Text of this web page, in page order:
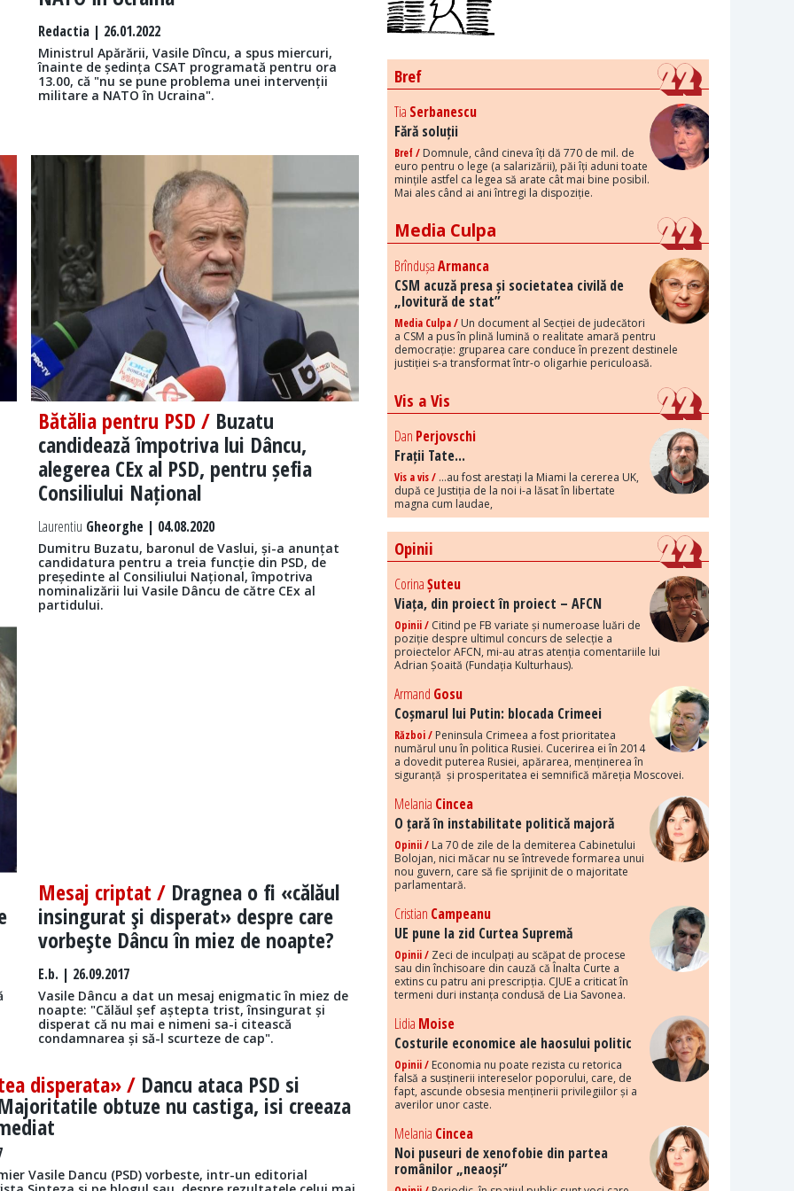
Redactia| 26.01.2022
Ministrul Apărării, Vasile Dîncu, a spus miercuri,
înainte de ședința CSAT programată pentru ora
13.00, că "nu se pune problema unei intervenții
militare a NATO în Ucraina".
Bătălia pentru PSD / Buzatu
candidează împotriva lui Dâncu,
alegerea CEx al PSD, pentru șefia
Consiliului Național
Laurentiu Gheorghe | 04.08.2020
Dumitru Buzatu, baronul de Vaslui, și-a anunțat
candidatura pentru a treia funcție din PSD, de
președinte al Consiliului Național, împotriva
nominalizării lui Vasile Dâncu de către CEx al
partidului.
Mesaj criptat / Dragnea o fi «călăul
insingurat şi disperat» despre care
vorbeşte Dâncu în miez de noapte?
E.b. | 26.09.2017
Vasile Dâncu a dat un mesaj enigmatic în miez de
noapte: "Călăul șef aștepta trist, însingurat și
disperat că nu mai e nimeni sa-i citească
condamnarea și să-l scurteze de cap".
disperata» / Dancu ataca PSD si
obtuze nu castiga, isi creeaza
Vasile Dancu (PSD) vorbeste, intr-un editorial
Bref
Tia Serbanescu
Fără soluții
Bref / Domnule, când cineva îți dă 770 de mil. de
euro pentru o lege (a salarizării), păi îți aduni toate
mințile astfel ca legea să arate cât mai bine posibil.
Mai ales când ai ani întregi la dispoziție.
Media Culpa
BrîndușaArmanca
CSM acuză presa și societatea civilă de
„lovitură de stat”
Media Culpa / Un document al Secției de judecători
a CSM a pus în plină lumină o realitate amară pentru
democrație: gruparea care conduce în prezent destinele
justiției s-a transformat într-o oligarhie periculoasă.
Vis a Vis
Dan Perjovschi
Frații Tate...
Vis a vis / ...au fost arestați la Miami la cererea UK,
după ce Justiția de la noi i-a lăsat în libertate
magna cum laudae,
Opinii
CorinaȘuteu
Viața, din proiect în proiect – AFCN
Opinii / Citind pe FB variate și numeroase luări de
poziție despre ultimul concurs de selecție a
proiectelor AFCN, mi-au atras atenția comentariile lui
Adrian Șoaită (Fundația Kulturhaus).
Armand Gosu
Coșmarul lui Putin: blocada Crimeei
Război / Peninsula Crimeea a fost prioritatea
numărul unu în politica Rusiei. Cucerirea ei în 2014
a dovedit puterea Rusiei, apărarea, menținerea în
siguranță și prosperitatea ei semnifică măreția Moscovei.
Melania Cincea
O țară în instabilitate politică majoră
Opinii / La 70 de zile de la demiterea Cabinetului
Bolojan, nici măcar nu se întrevede formarea unui
nou guvern, care să fie sprijinit de o majoritate
parlamentară.
Cristian Campeanu
UE pune la zid Curtea Supremă
Opinii / Zeci de inculpați au scăpat de procese
sau din închisoare din cauză că Înalta Curte a
extins cu patru ani prescripția. CJUE a criticat în
termeni duri instanța condusă de Lia Savonea.
Lidia Moise
Costurile economice ale haosului politic
Opinii / Economia nu poate rezista cu retorica
falsă a susținerii intereselor poporului, care, de
fapt, ascunde obsesia menținerii privilegiilor și a
averilor unor caste.
Melania Cincea
Noi puseuri de xenofobie din partea
românilor „neaoși”